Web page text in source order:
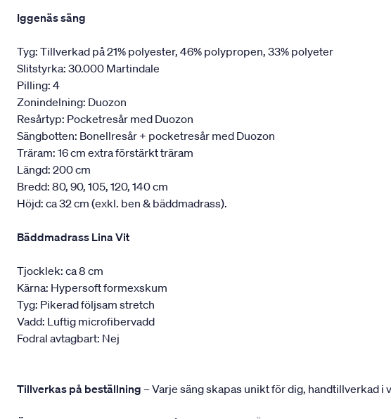
Iggenäs säng
Tyg: Tillverkad på 21% polyester, 46% polypropen, 33% polyeter
Slitstyrka: 30.000 Martindale
Pilling: 4
Zonindelning: Duozon
Resårtyp: Pocketresår med Duozon
Sängbotten: Bonellresår + pocketresår med Duozon
Träram: 16 cm extra förstärkt träram
Längd: 200 cm
Bredd: 80, 90, 105, 120, 140 cm
Höjd: ca 32 cm (exkl. ben & bäddmadrass).
Bäddmadrass Lina Vit
Tjocklek: ca 8 cm
Kärna: Hypersoft formexskum
Tyg: Pikerad följsam stretch
Vadd: Luftig microfibervadd
Fodral avtagbart: Nej
Tillverkas på beställning – Varje säng skapas unikt för dig, handtillverkad